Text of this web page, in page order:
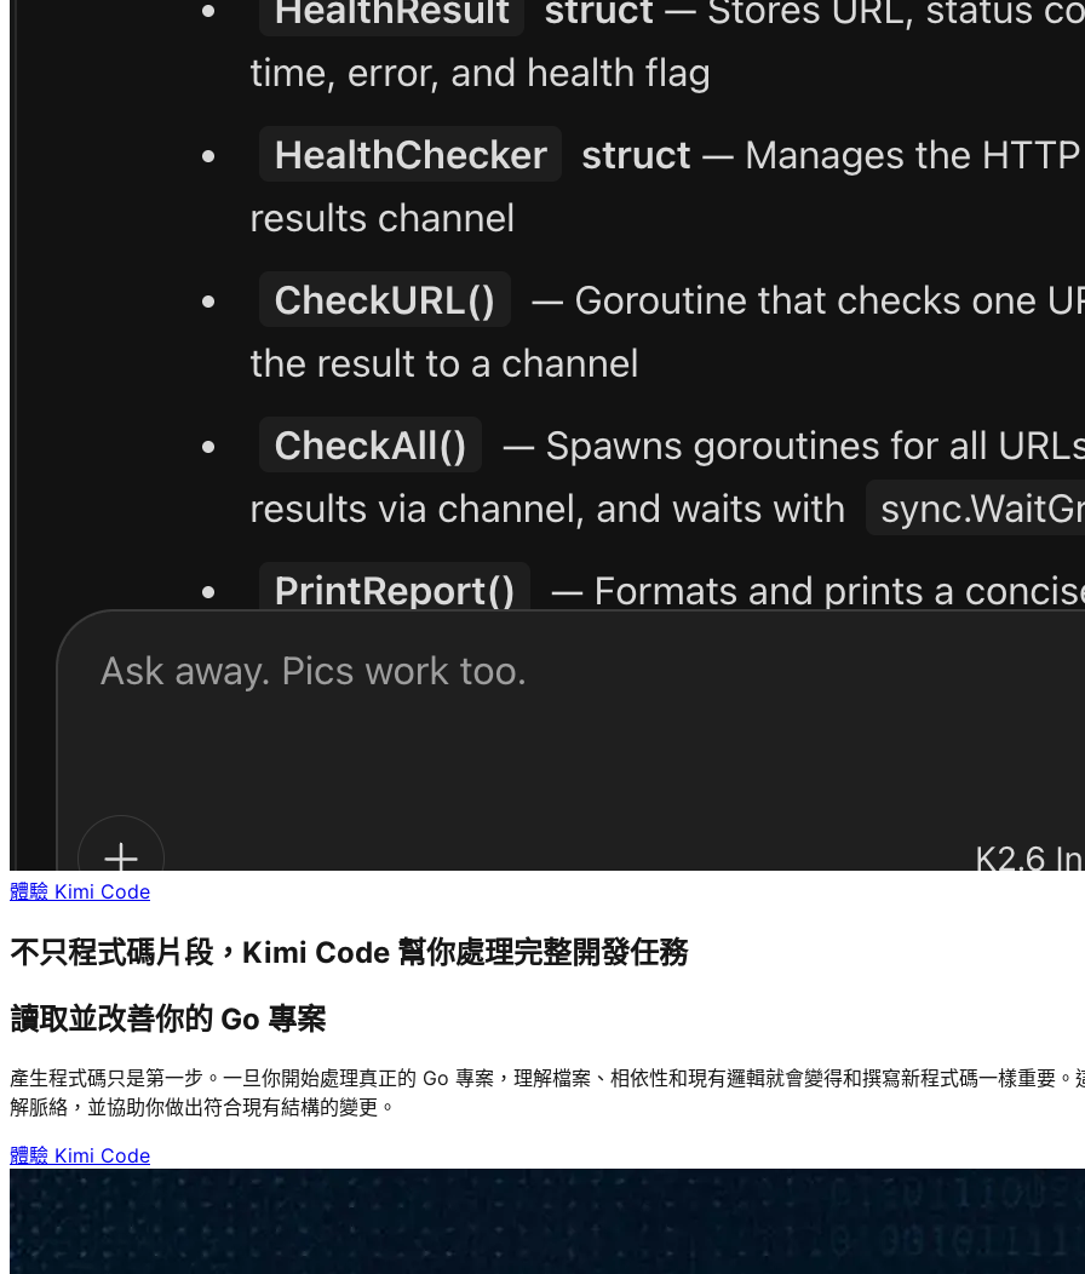
體驗 Kimi Code
不只程式碼片段，Kimi Code 幫你處理完整開發任務
讀取並改善你的 Go 專案
產生程式碼只是第一步。一旦你開始處理真正的 Go 專案，理解檔案、相依性和現有邏輯就會變得和撰寫新程式碼一樣重要
解脈絡，並協助你做出符合現有結構的變更。
體驗 Kimi Code